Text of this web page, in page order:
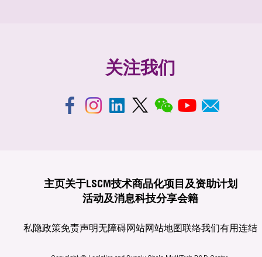
关注我们
主页关于LSCM技术商品化项目及资助计划
活动及消息科技分享会籍
私隐政策免责声明无障碍网站网站地图联络我们有用连结